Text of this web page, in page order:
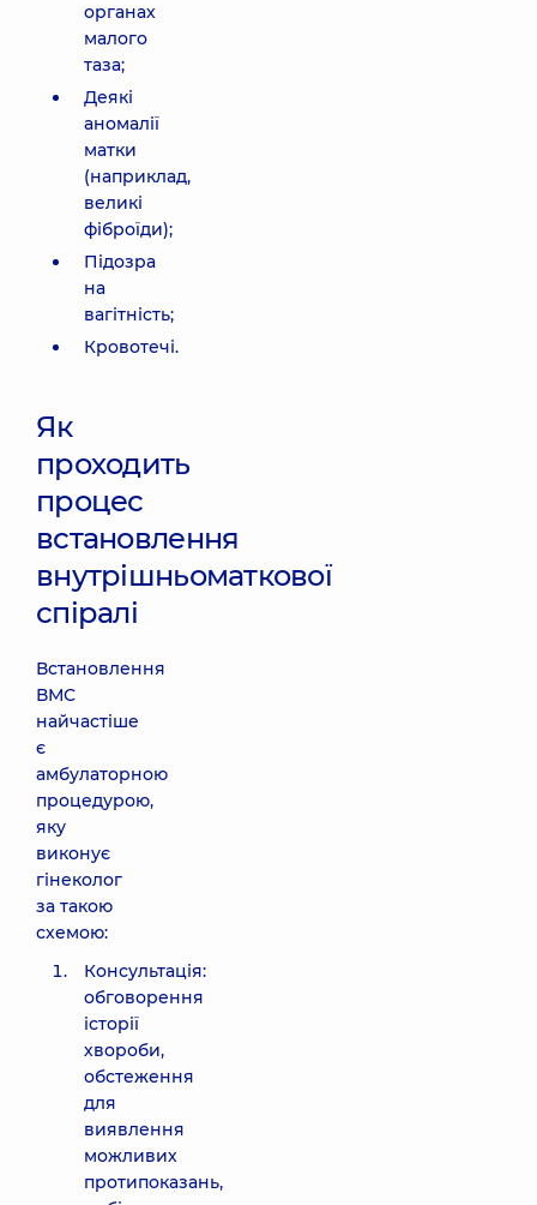
органах
малого
таза;
Деякі
аномалії
матки
(наприклад,
великі
фіброїди);
Підозра
на
вагітність;
Кровотечі.
Як
проходить
процес
встановлення
внутрішньоматкової
спіралі
Встановлення
ВМС
найчастіше
є
амбулаторною
процедурою,
яку
виконує
гінеколог
за такою
схемою:
Консультація:
обговорення
історії
хвороби,
обстеження
для
виявлення
можливих
протипоказань,